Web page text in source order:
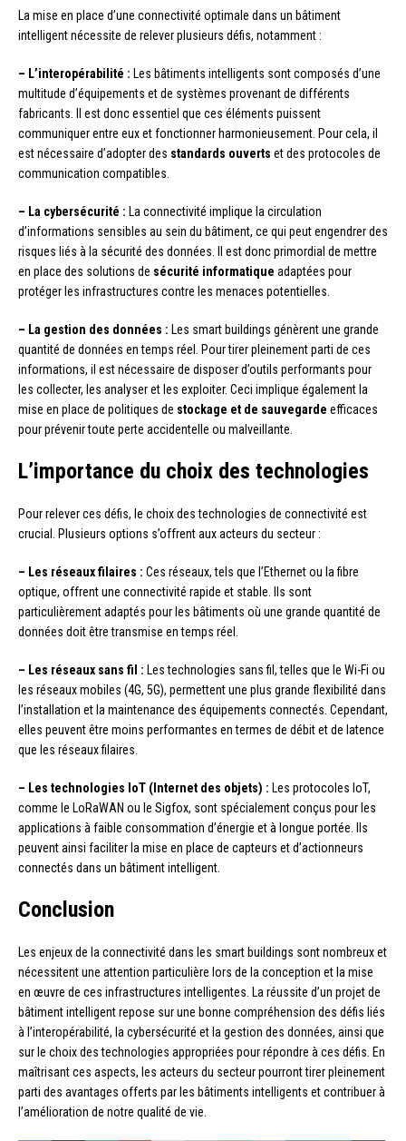
La mise en place d’une connectivité optimale dans un bâtiment
intelligent nécessite de relever plusieurs défis, notamment :
– L’interopérabilité : Les bâtiments intelligents sont composés d’une
multitude d’équipements et de systèmes provenant de différents
fabricants. Il est donc essentiel que ces éléments puissent
communiquer entre eux et fonctionner harmonieusement. Pour cela, il
est nécessaire d’adopter des standards ouverts et des protocoles de
communication compatibles.
– La cybersécurité : La connectivité implique la circulation
d’informations sensibles au sein du bâtiment, ce qui peut engendrer des
risques liés à la sécurité des données. Il est donc primordial de mettre
en place des solutions de sécurité informatique adaptées pour
protéger les infrastructures contre les menaces potentielles.
– La gestion des données : Les smart buildings génèrent une grande
quantité de données en temps réel. Pour tirer pleinement parti de ces
informations, il est nécessaire de disposer d’outils performants pour
les collecter, les analyser et les exploiter. Ceci implique également la
mise en place de politiques de stockage et de sauvegarde efficaces
pour prévenir toute perte accidentelle ou malveillante.
L’importance du choix des technologies
Pour relever ces défis, le choix des technologies de connectivité est
crucial. Plusieurs options s’offrent aux acteurs du secteur :
– Les réseaux filaires : Ces réseaux, tels que l’Ethernet ou la fibre
optique, offrent une connectivité rapide et stable. Ils sont
particulièrement adaptés pour les bâtiments où une grande quantité de
données doit être transmise en temps réel.
– Les réseaux sans fil : Les technologies sans fil, telles que le Wi-Fi ou
les réseaux mobiles (4G, 5G), permettent une plus grande flexibilité dans
l’installation et la maintenance des équipements connectés. Cependant,
elles peuvent être moins performantes en termes de débit et de latence
que les réseaux filaires.
– Les technologies IoT (Internet des objets) : Les protocoles IoT,
comme le LoRaWAN ou le Sigfox, sont spécialement conçus pour les
applications à faible consommation d’énergie et à longue portée. Ils
peuvent ainsi faciliter la mise en place de capteurs et d’actionneurs
connectés dans un bâtiment intelligent.
Conclusion
Les enjeux de la connectivité dans les smart buildings sont nombreux et
nécessitent une attention particulière lors de la conception et la mise
en œuvre de ces infrastructures intelligentes. La réussite d’un projet de
bâtiment intelligent repose sur une bonne compréhension des défis liés
à l’interopérabilité, la cybersécurité et la gestion des données, ainsi que
sur le choix des technologies appropriées pour répondre à ces défis. En
maîtrisant ces aspects, les acteurs du secteur pourront tirer pleinement
parti des avantages offerts par les bâtiments intelligents et contribuer à
l’amélioration de notre qualité de vie.